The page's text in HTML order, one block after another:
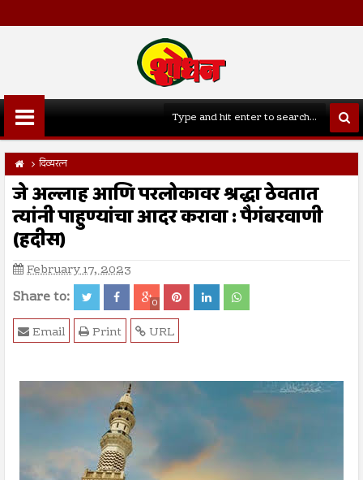
दिव्यरत्न
जे अल्लाह आणि परलोकावर श्रद्धा ठेवतात
त्यांनी पाहुण्यांचा आदर करावा : पैगंबरवाणी
(हदीस)
February 17, 2023
Share to: 0
URL
Print
Email